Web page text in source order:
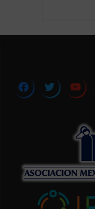
facebook twitter youtube